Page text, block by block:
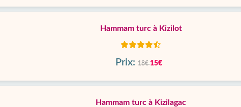
Hammam turc à Kizilot
Prix: 18€15€
Hammam turc à Kizilagac